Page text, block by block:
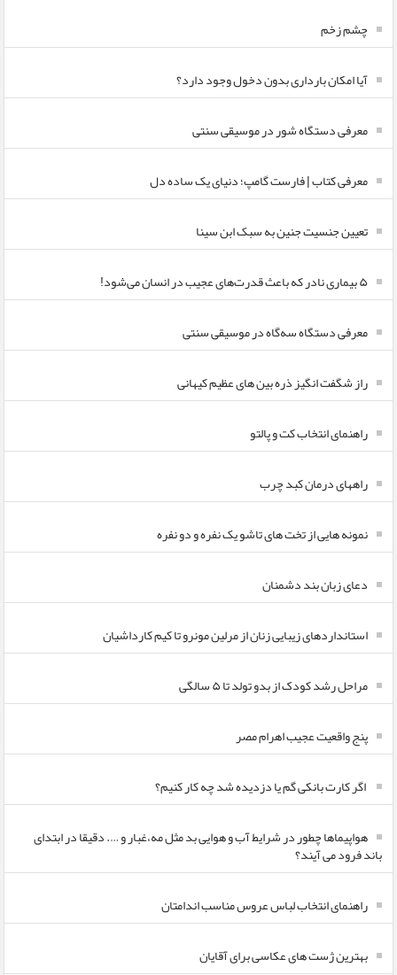
چشم زخم
آیا امکان بارداری بدون دخول وجود دارد؟
معرفی دستگاه شور در موسیقی سنتی
معرفی کتاب | فارست گامپ؛ دنیای یک ساده دل
تعیین جنسیت جنین به سبک ابن سینا
۵ بیماری نادر که باعث قدرت‌های عجیب در انسان می‌شود!
معرفی دستگاه سه‌گاه در موسیقی سنتی
راز شگفت انگیز ذره بین های عظیم کیهانی
راهنمای انتخاب کت و پالتو
راههای درمان کبد چرب
نمونه هایی از تخت های تاشو یک نفره و دو نفره
دعای زبان بند دشمنان
استانداردهای زیبایی زنان از مرلین مونرو تا کیم کارداشیان
مراحل رشد کودک از بدو تولد تا ۵ سالگی
پنج واقعیت عجیب اهرام مصر
اگر کارت بانکی گم یا دزدیده شد چه کار کنیم؟
هواپیماها چطور در شرایط آب و هوایی بد مثل مه،غبار و …. دقیقا در ابتدای
باند فرود می آیند؟
راهنمای انتخاب لباس عروس مناسب اندامتان
بهترین ژست های عکاسی برای آقایان